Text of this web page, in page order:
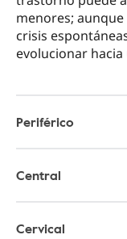
menores;
crisis
evolucionar
Periférico
Central
Cervical